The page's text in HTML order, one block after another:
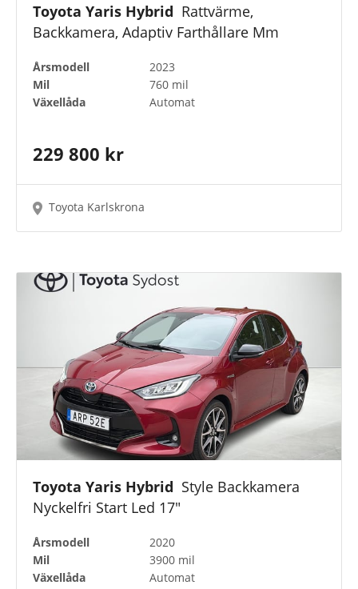
Toyota Yaris Hybrid Rattvärme,
Backkamera, Adaptiv Farthållare Mm
Årsmodell
2023
Mil
760 mil
Växellåda
Automat
229 800 kr
Toyota Karlskrona
Toyota Yaris Hybrid Style Backkamera
Nyckelfri Start Led 17"
Årsmodell
2020
Mil
3900 mil
Växellåda
Automat